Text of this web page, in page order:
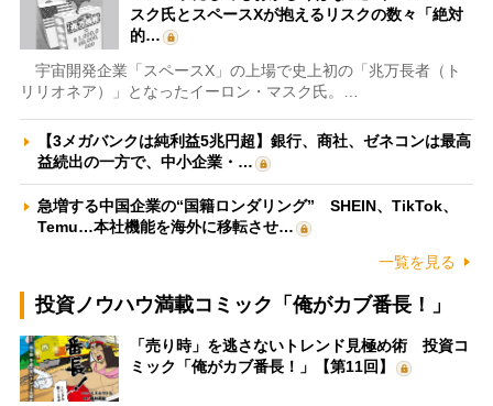
スク氏とスペースXが抱えるリスクの数々「絶対
的…
宇宙開発企業「スペースX」の上場で史上初の「兆万長者（ト
リリオネア）」となったイーロン・マスク氏。…
【3メガバンクは純利益5兆円超】銀行、商社、ゼネコンは最高
益続出の一方で、中小企業・…
急増する中国企業の“国籍ロンダリング” SHEIN、TikTok、
Temu…本社機能を海外に移転させ…
一覧を見る
投資ノウハウ満載コミック「俺がカブ番長！」
「売り時」を逃さないトレンド見極め術 投資コ
ミック「俺がカブ番長！」【第11回】